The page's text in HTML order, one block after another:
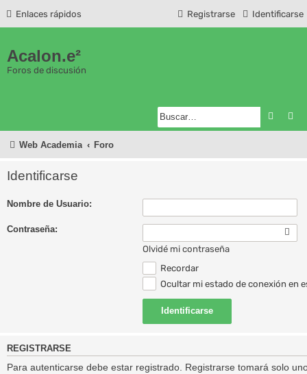
Enlaces rápidos Identificarse
Registrarse
Acalon.e²
Foros de discusión
Buscar
Web Academia Foro
Identificarse
Nombre de Usuario:
Contraseña:
Olvidé mi contraseña
Recordar
Ocultar mi estado de conexión en
REGISTRARSE
Para autenticarse debe estar registrado. Registrarse tomará solo